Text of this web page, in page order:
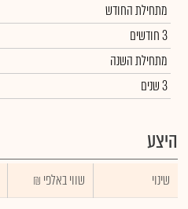
מתחילת החודש
3 חודשים
מתחילת השנה
3 שנים
היצע
שינוי ₪ שווי באלפי